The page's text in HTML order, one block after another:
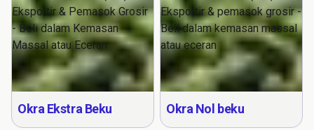
Okra Ekstra Beku Okra Nol beku